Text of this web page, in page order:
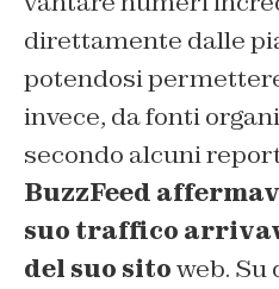
direttamente dalle
potendosi
invece, da fonti
secondo alcuni
BuzzFeed
suo traffico
del suo sitoweb. Su